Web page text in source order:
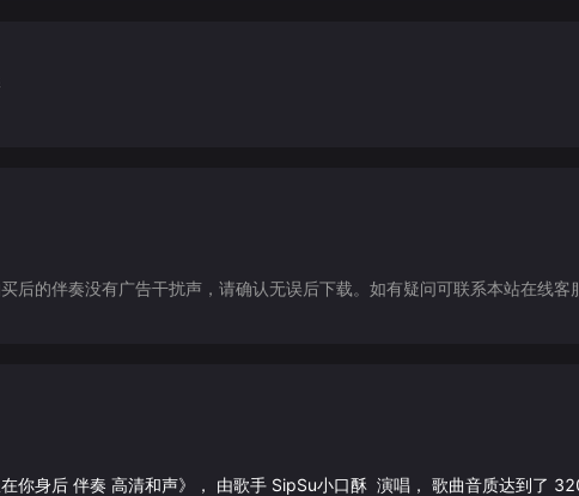
后的伴奏没有广告干扰声，请确认无误后下载。如有疑问可联系本站在
你身后 伴奏 高清和声》， 由歌手 SipSu小口酥 演唱， 歌曲音质达到了